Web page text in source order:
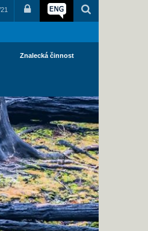
Znalecká činnost